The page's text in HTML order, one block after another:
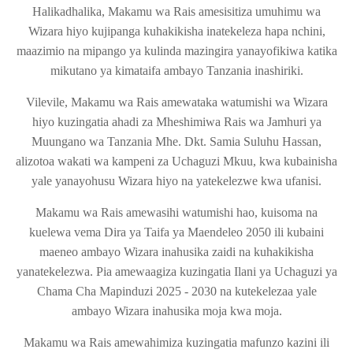
Halikadhalika, Makamu wa Rais amesisitiza umuhimu wa
Wizara hiyo kujipanga kuhakikisha inatekeleza hapa nchini,
maazimio na mipango ya kulinda mazingira yanayofikiwa katika
mikutano ya kimataifa ambayo Tanzania inashiriki.
Vilevile, Makamu wa Rais amewataka watumishi wa Wizara
hiyo kuzingatia ahadi za Mheshimiwa Rais wa Jamhuri ya
Muungano wa Tanzania Mhe. Dkt. Samia Suluhu Hassan,
alizotoa wakati wa kampeni za Uchaguzi Mkuu, kwa kubainisha
yale yanayohusu Wizara hiyo na yatekelezwe kwa ufanisi.
Makamu wa Rais amewasihi watumishi hao, kuisoma na
kuelewa vema Dira ya Taifa ya Maendeleo 2050 ili kubaini
maeneo ambayo Wizara inahusika zaidi na kuhakikisha
yanatekelezwa. Pia amewaagiza kuzingatia Ilani ya Uchaguzi ya
Chama Cha Mapinduzi 2025 - 2030 na kutekelezaa yale
ambayo Wizara inahusika moja kwa moja.
Makamu wa Rais amewahimiza kuzingatia mafunzo kazini ili